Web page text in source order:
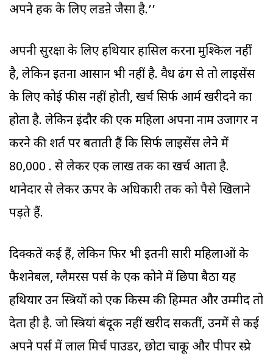
अपने हक के लिए लडऩे जैसा है.’’
अपनी सुरक्षा के लिए हथियार हासिल करना मुश्किल नहीं
है, लेकिन इतना आसान भी नहीं है. वैध ढंग से तो लाइसेंस
के लिए कोई फीस नहीं होती, खर्च सिर्फ आर्म खरीदने का
होता है. लेकिन इंदौर की एक महिला अपना नाम उजागर न
करने की शर्त पर बताती हैं कि सिर्फ लाइसेंस लेने में
80,000 रु. से लेकर एक लाख तक का खर्च आता है.
थानेदार से लेकर ऊपर के अधिकारी तक को पैसे खिलाने
पड़ते हैं.
दिक्कतें कई हैं, लेकिन फिर भी इतनी सारी महिलाओं के
फैशनेबल, ग्लैमरस पर्स के एक कोने में छिपा बैठा यह
हथियार उन स्त्रियों को एक किस्म की हिम्मत और उम्मीद तो
देता ही है. जो स्त्रियां बंदूक नहीं खरीद सकतीं, उनमें से कई
अपने पर्स में लाल मिर्च पाउडर, छोटा चाकू और पीपर स्प्रे